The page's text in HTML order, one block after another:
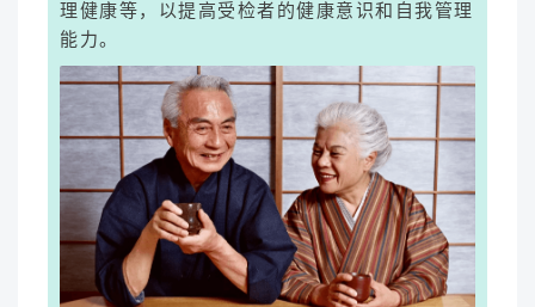
理健康等，以提高受检者的健康意识和自我管理
能力。